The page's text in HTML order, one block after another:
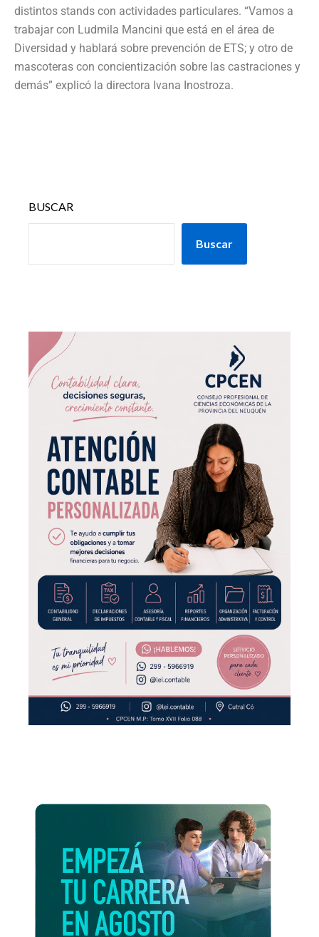
distintos stands con actividades particulares. “Vamos a
trabajar con Ludmila Mancini que está en el área de
Diversidad y hablará sobre prevención de ETS; y otro de
mascoteras con concientización sobre las castraciones y
demás” explicó la directora Ivana Inostroza.
BUSCAR
Buscar